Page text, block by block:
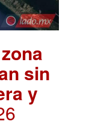
sin
y